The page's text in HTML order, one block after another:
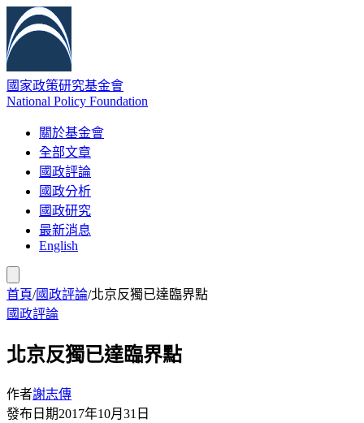
國家政策研究基金會
National Policy Foundation
關於基金會
全部文章
國政評論
國政分析
國政研究
最新消息
English
首頁/國政評論/北京反獨已達臨界點
國政評論
北京反獨已達臨界點
作者謝志傳
發布日期2017年10月31日